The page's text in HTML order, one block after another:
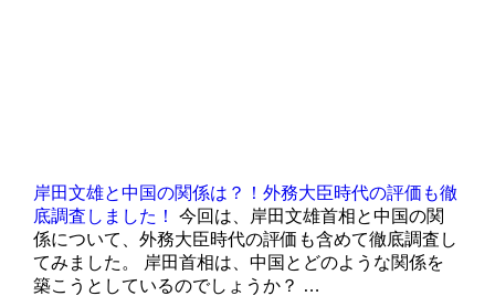
岸田文雄と中国の関係は？！外務大臣時代の評価も徹
底調査しました！
今回は、岸田文雄首相と中国の関
係について、外務大臣時代の評価も含めて徹底調査し
てみました。 岸田首相は、中国とどのような関係を
築こうとしているのでしょうか？ …